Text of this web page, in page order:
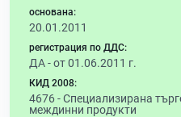
основана:
20.01.2011
регистрация по ДДС:
ДА - от 01.06.2011 г.
КИД 2008:
4676 -Специализирана
междинни продукти